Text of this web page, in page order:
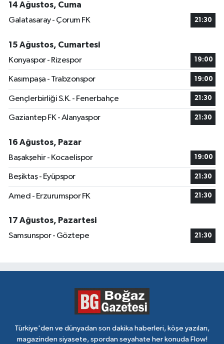
14 Ağustos, Cuma
Galatasaray - Çorum FK
21:30
15 Ağustos, Cumartesi
Konyaspor - Rizespor
19:00
Kasımpaşa - Trabzonspor 19:00
Gençlerbirliği S.K. - Fenerbahçe 21:30
Gaziantep FK - Alanyaspor 21:30
16 Ağustos, Pazar
Başakşehir - Kocaelispor
19:00
Beşiktaş - Eyüpspor 21:30
Amed - Erzurumspor FK 21:30
17 Ağustos, Pazartesi
Samsunspor - Göztepe
21:30
Türkiye'den ve dünyadan son dakika haberleri, köşe yazıları,
magazinden siyasete, spordan seyahate her konuda Flow!